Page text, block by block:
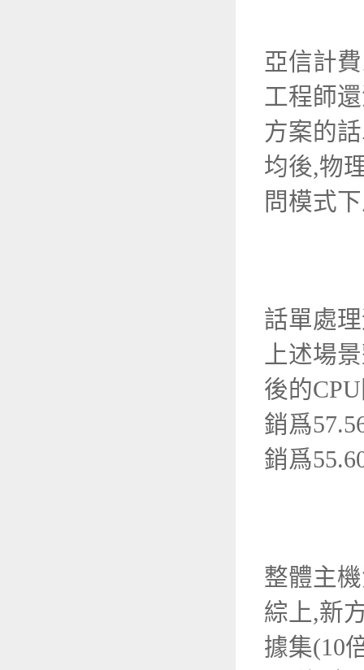
亞信計
工程師
方案的
均後,物
問模式
話單處
上述場
後的CPU
銷爲
銷爲
整體主
綜上,新
據集(10